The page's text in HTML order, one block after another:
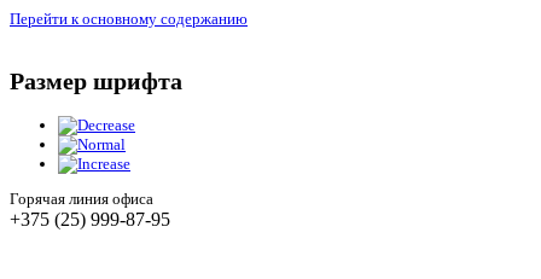
Перейти к основному содержанию
Размер шрифта
Горячая линия офиса
+375 (25) 999-87-95